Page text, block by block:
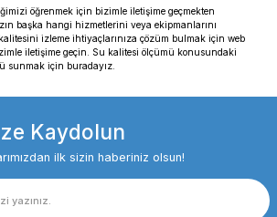
öğrenmek için bizimle iletişime geçmekten
başka hangi hizmetlerini veya ekipmanlarını
izleme ihtiyaçlarınıza çözüm bulmak için web
iletişime geçin. Su kalitesi ölçümü konusundaki
sunmak için buradayız.
Kaydolun
ilk sizin haberiniz olsun!